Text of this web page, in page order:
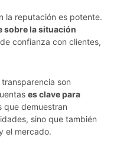
la reputación es potente.
sobre la situación
confianza con clientes,
son
es clave para
que demuestran
sino que también
el mercado.